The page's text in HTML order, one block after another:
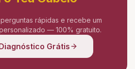
rápidas e recebe um
— 100% gratuito.
Grátis